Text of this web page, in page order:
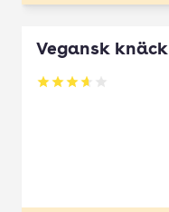
Vegansk knäck
Betyg: 3.66 av 5